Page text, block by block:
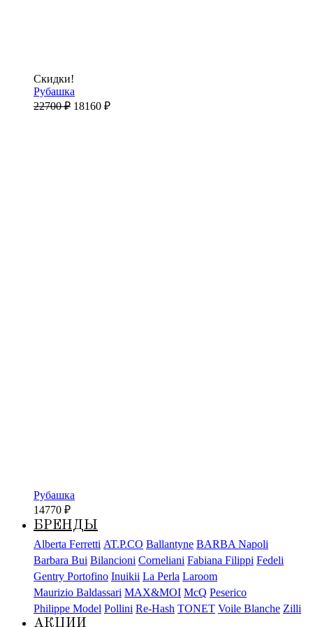
Скидки!
Рубашка
22700₽ 18160 ₽
Рубашка
14770 ₽
БРЕНДЫ
Alberta Ferretti AT.P.CO Ballantyne BARBA Napoli
Barbara Bui Bilancioni Corneliani Fabiana Filippi Fedeli
Gentry Portofino Inuikii La Perla Laroom
Maurizio Baldassari MAX&MOI McQ Peserico
Philippe Model Pollini Re-Hash TONET Voile Blanche Zilli
АКЦИИ